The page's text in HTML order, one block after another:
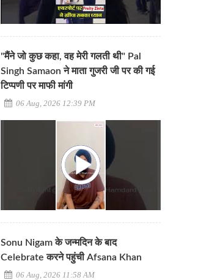
"मैंने जो कुछ कहा, वह मेरी गलती थी" Pal
Singh Samaon ने माता गुजरी जी पर की गई
टिप्पणी पर माफी मांगी
06 Aug, 2026 12:39 PM
Sonu Nigam के जन्मदिन के बाद
Celebrate करने पहुंची Afsana Khan
06 Aug, 2026 11:58 AM